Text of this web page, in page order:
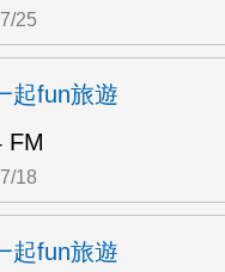
25
起fun旅遊
FM
18
起fun旅遊